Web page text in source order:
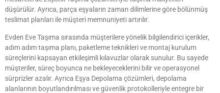
düşürülür. Ayrıca, parça eşyaların zaman dilimlerine göre bölünmüş
teslimat planları ile müşteri memnuniyeti artırılır.
Evden Eve Taşıma sırasında müşterilere yönelik bilgilendirici içerikler,
adım adım taşıma planı, paketleme teknikleri ve montaj kurulum
süreçlerini kapsayan etkileşimli kılavuzlar olarak sunulur. Bu sayede
müşteriler, süreç boyunca ne bekleyeceklerini bilir ve operasyonel
sürprizler azalır. Ayrıca Eşya Depolama çözümleri, depolama
alanlarının boyutlandırılması ve güvenlik protokolleriyle entegre bir